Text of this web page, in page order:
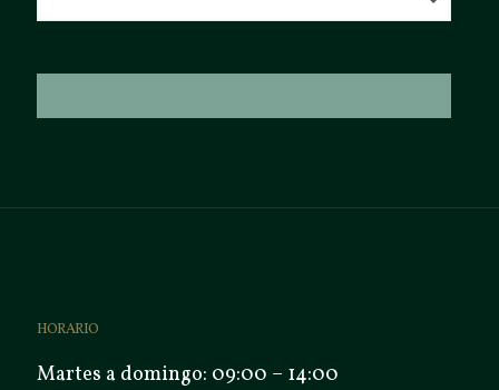
HORARIO
Martes a domingo: 09:00 – 14:00